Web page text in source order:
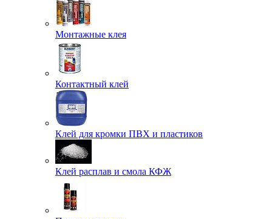
Монтажные клея
Контактный клей
Клей для кромки ПВХ и пластиков
Клей расплав и смола КФЖ